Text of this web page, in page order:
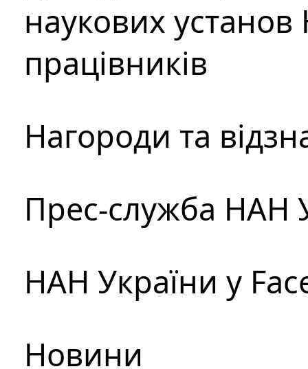
наукових установ
працівників
Нагороди та
Прес-служба НАН
НАН України у
Новини